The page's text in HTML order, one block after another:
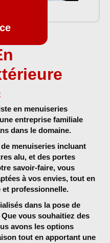
en menuiseries
entreprise familiale
dans le domaine.
menuiseries incluant
alu, et des portes
savoir-faire, vous
à vos envies, tout en
et professionnelle.
dans lapose de
vous souhaitiez des
avons les options
tout en apportant une